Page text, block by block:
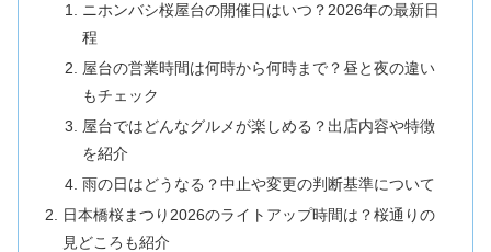
ニホンバシ桜屋台の開催日はいつ？2026年の最新日
程
屋台の営業時間は何時から何時まで？昼と夜の違い
もチェック
屋台ではどんなグルメが楽しめる？出店内容や特徴
を紹介
雨の日はどうなる？中止や変更の判断基準について
日本橋桜まつり2026のライトアップ時間は？桜通りの
見どころも紹介